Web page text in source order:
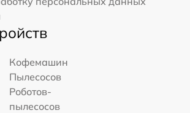
Кофемашин
Пылесосов
Роботов-
пылесосов